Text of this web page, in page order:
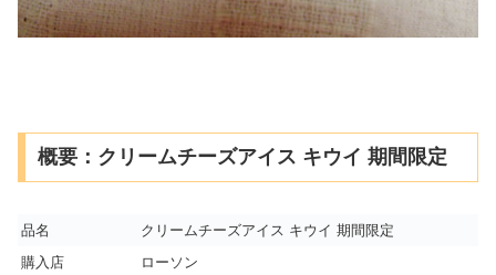
概要：クリームチーズアイス キウイ 期間限定
品名
クリームチーズアイス キウイ 期間限定
購入店
ローソン